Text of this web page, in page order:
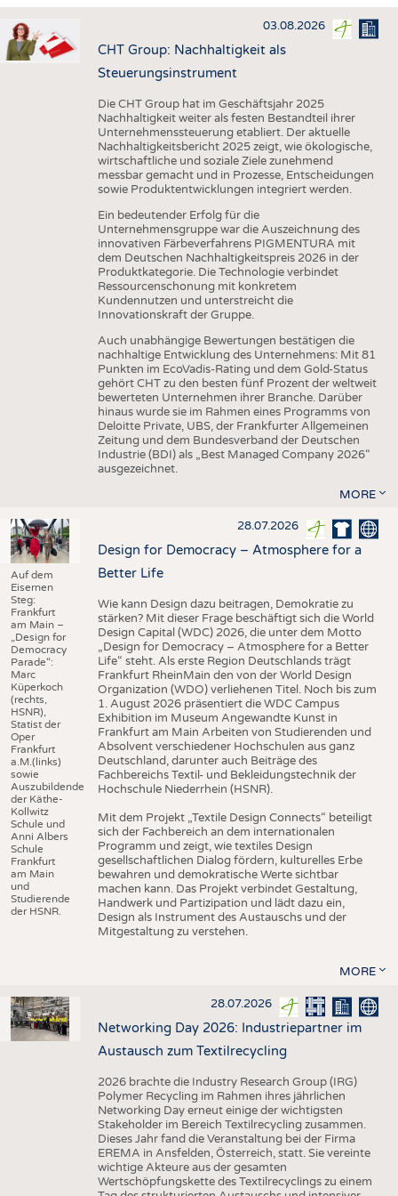
HAUS- UND HEIMTEXTILIEN
BEKLEIDUNG
AUSSCHREIBUNGEN
DTV AUSSCHREIBUNGSDIENST
STATISTICS
ADRESSEN & LINKS
PUBLIKATIONEN
BRANCHENTERMINE
03.08.2026
CHT Group: Nachhaltigkeit als
Steuerungsinstrument
Die CHT Group hat im Geschäftsjahr 2025
Nachhaltigkeit weiter als festen Bestandteil ihrer
Unternehmenssteuerung etabliert. Der aktuelle
Nachhaltigkeitsbericht 2025 zeigt, wie ökologische,
wirtschaftliche und soziale Ziele zunehmend
messbar gemacht und in Prozesse, Entscheidungen
sowie Produktentwicklungen integriert werden.
Ein bedeutender Erfolg für die
Unternehmensgruppe war die Auszeichnung des
innovativen Färbeverfahrens PIGMENTURA mit
dem Deutschen Nachhaltigkeitspreis 2026 in der
Produktkategorie. Die Technologie verbindet
Ressourcenschonung mit konkretem
Kundennutzen und unterstreicht die
Innovationskraft der Gruppe.
Auch unabhängige Bewertungen bestätigen die
nachhaltige Entwicklung des Unternehmens: Mit 81
Punkten im EcoVadis-Rating und dem Gold-Status
gehört CHT zu den besten fünf Prozent der weltweit
bewerteten Unternehmen ihrer Branche. Darüber
hinaus wurde sie im Rahmen eines Programms von
Deloitte Private, UBS, der Frankfurter Allgemeinen
Zeitung und dem Bundesverband der Deutschen
Industrie (BDI) als „Best Managed Company 2026“
ausgezeichnet.
MORE
Auf dem
Eisernen
Steg:
Frankfurt
am Main –
„Design for
Democracy
Parade“:
Marc
Küperkoch
(rechts,
HSNR),
Statist der
Oper
Frankfurt
a.M.(links)
sowie
Auszubildende
der Käthe-
Kollwitz
Schule und
Anni Albers
Schule
Frankfurt
am Main
und
Studierende
der HSNR.
28.07.2026
Design for Democracy – Atmosphere for a
Better Life
Wie kann Design dazu beitragen, Demokratie zu
stärken? Mit dieser Frage beschäftigt sich die World
Design Capital (WDC) 2026, die unter dem Motto
„Design for Democracy – Atmosphere for a Better
Life“ steht. Als erste Region Deutschlands trägt
Frankfurt RheinMain den von der World Design
Organization (WDO) verliehenen Titel. Noch bis zum
1. August 2026 präsentiert die WDC Campus
Exhibition im Museum Angewandte Kunst in
Frankfurt am Main Arbeiten von Studierenden und
Absolvent verschiedener Hochschulen aus ganz
Deutschland, darunter auch Beiträge des
Fachbereichs Textil- und Bekleidungstechnik der
Hochschule Niederrhein (HSNR).
Mit dem Projekt „Textile Design Connects“ beteiligt
sich der Fachbereich an dem internationalen
Programm und zeigt, wie textiles Design
gesellschaftlichen Dialog fördern, kulturelles Erbe
bewahren und demokratische Werte sichtbar
machen kann. Das Projekt verbindet Gestaltung,
Handwerk und Partizipation und lädt dazu ein,
Design als Instrument des Austauschs und der
Mitgestaltung zu verstehen.
MORE
28.07.2026
Networking Day 2026: Industriepartner im
Austausch zum Textilrecycling
2026 brachte die Industry Research Group (IRG)
Polymer Recycling im Rahmen ihres jährlichen
Networking Day erneut einige der wichtigsten
Stakeholder im Bereich Textilrecycling zusammen.
Dieses Jahr fand die Veranstaltung bei der Firma
EREMA in Ansfelden, Österreich, statt. Sie vereinte
wichtige Akteure aus der gesamten
Wertschöpfungskette des Textilrecyclings zu einem